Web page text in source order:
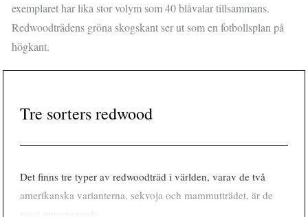
exemplaret har lika stor volym som 40 blåvalar tillsammans.
Redwoodträdens gröna skogskant ser ut som en fotbollsplan på
högkant.
Tre sorters redwood
Det finns tre typer av redwoodträd i världen, varav de två
amerikanska varianterna, sekvoja och mammutträdet, är de
mest imponerande.